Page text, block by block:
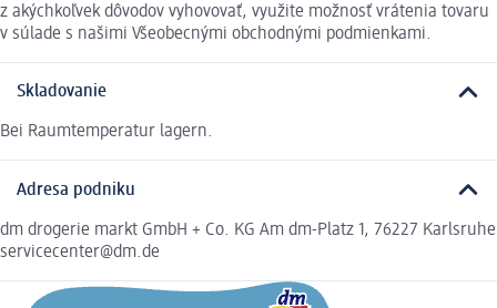
z akýchkoľvek dôvodov vyhovovať, využite možnosť vrátenia tovaru
v súlade s našimi Všeobecnými obchodnými podmienkami.
Skladovanie
Bei Raumtemperatur lagern.
Adresa podniku
dm drogerie markt GmbH + Co. KG Am dm-Platz 1, 76227 Karlsruhe
servicecenter@dm.de